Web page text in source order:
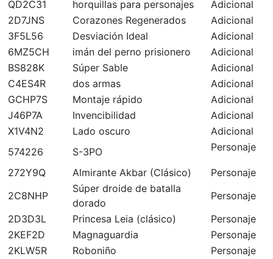
QD2C31
horquillas para personajes
Adicional
2D7JNS
Corazones Regenerados
Adicional
3F5L56
Desviación Ideal
Adicional
6MZ5CH
imán del perno prisionero
Adicional
BS828K
Súper Sable
Adicional
C4ES4R
dos armas
Adicional
GCHP7S
Montaje rápido
Adicional
J46P7A
Invencibilidad
Adicional
X1V4N2
Lado oscuro
Adicional
574226
S-3PO Personaje
272Y9Q Almirante Akbar (Clásico)
Personaje
2C8NHP
Súper droide de batalla
dorado
Personaje
2D3D3L
Princesa Leia (clásico)
Personaje
2KEF2D
Magnaguardia
Personaje
2KLW5R
Roboniño
Personaje